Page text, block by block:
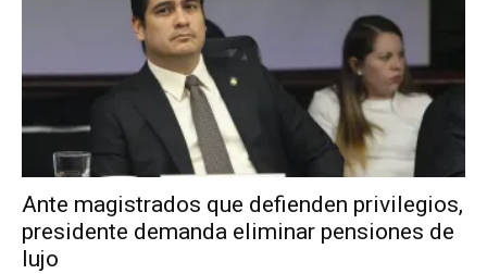
Ante magistrados que defienden privilegios,
presidente demanda eliminar pensiones de
lujo